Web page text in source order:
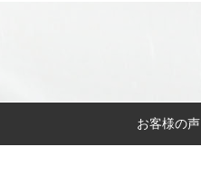
お客様の声